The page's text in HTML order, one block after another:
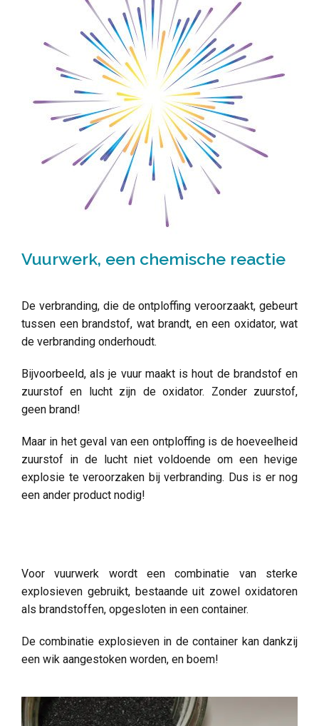
Vuurwerk, een chemische reactie
De verbranding, die de ontploffing veroorzaakt, gebeurt
tussen een brandstof, wat brandt, en een oxidator, wat
de verbranding onderhoudt.
Bijvoorbeeld, als je vuur maakt is hout de brandstof en
zuurstof en lucht zijn de oxidator. Zonder zuurstof,
geen brand!
Maar in het geval van een ontploffing is de hoeveelheid
zuurstof in de lucht niet voldoende om een hevige
explosie te veroorzaken bij verbranding. Dus is er nog
een ander product nodig!
Voor vuurwerk wordt een combinatie van sterke
explosieven gebruikt, bestaande uit zowel oxidatoren
als brandstoffen, opgesloten in een container.
De combinatie explosieven in de container kan dankzij
een wik aangestoken worden, en boem!